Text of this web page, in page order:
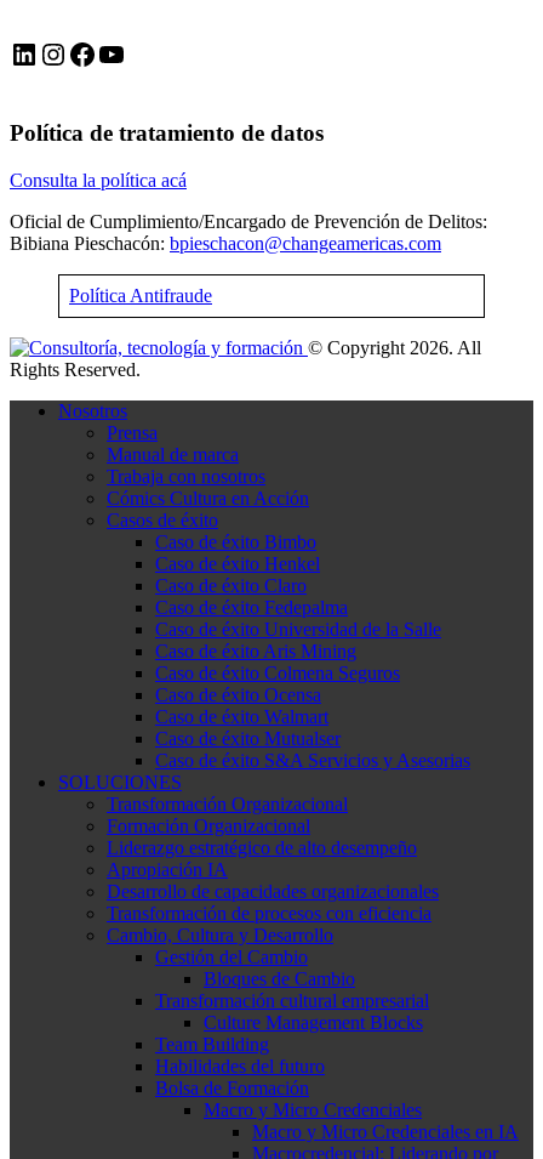
LinkedIn Instagram Facebook YouTube
Política de tratamiento de datos
Consulta la política acá
Oficial de Cumplimiento/Encargado de Prevención de Delitos:
Bibiana Pieschacón: bpieschacon@changeamericas.com
Política Antifraude
© Copyright 2026. All
Rights Reserved.
Nosotros
Prensa
Manual de marca
Trabaja con nosotros
Cómics Cultura en Acción
Casos de éxito
Caso de éxito Bimbo
Caso de éxito Henkel
Caso de éxito Claro
Caso de éxito Fedepalma
Caso de éxito Universidad de la Salle
Caso de éxito Aris Mining
Caso de éxito Colmena Seguros
Caso de éxito Ocensa
Caso de éxito Walmart
Caso de éxito Mutualser
Caso de éxito S&A Servicios y Asesorias
SOLUCIONES
Transformación Organizacional
Formación Organizacional
Liderazgo estratégico de alto desempeño
Apropiación IA
Desarrollo de capacidades organizacionales
Transformación de procesos con eficiencia
Cambio, Cultura y Desarrollo
Gestión del Cambio
Bloques de Cambio
Transformación cultural empresarial
Culture Management Blocks
Team Building
Habilidades del futuro
Bolsa de Formación
Macro y Micro Credenciales
Macro y Micro Credenciales en IA
Macrocredencial: Liderando por